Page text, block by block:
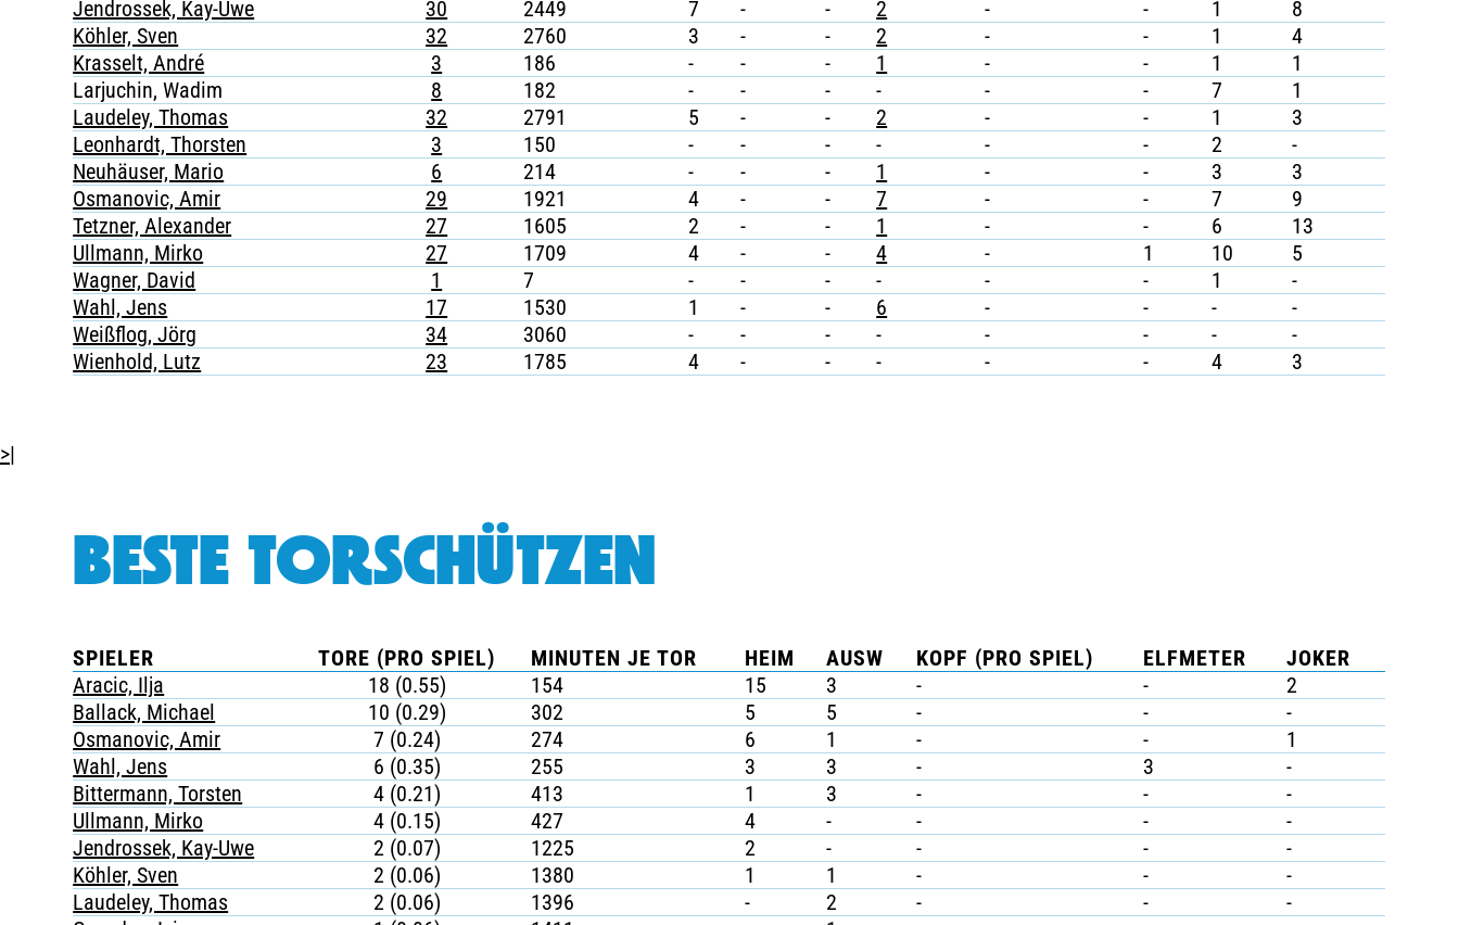
Jendrossek, Kay-Uwe
30 2449 7 - - 2 - - 1
8
Köhler, Sven
32 2760 3 - - 2 - - 1
4
Krasselt, André
3 186 - - - 1 - - 1
1
Larjuchin, Wadim
8 182 - - - - - - 7
1
Laudeley, Thomas
32 2791 5 - - 2 - - 1
3
Leonhardt, Thorsten
3 150 - - - - - - 2
-
Neuhäuser, Mario
6 214 - - - 1 - - 3
3
Osmanovic, Amir
29 1921 4 - - 7 - - 7
9
Tetzner, Alexander
27 1605 2 - - 1 - - 6
13
Ullmann, Mirko
27 1709 4 - - 4 - 1 10
5
Wagner, David
1 7 - - - - - - 1
-
Wahl, Jens
17 1530 1 - - 6 - - -
-
Weißflog, Jörg
34 3060 - - - - - - -
-
Wienhold, Lutz
23 1785 4 - - - - - 4 3
>|
BESTE TORSCHÜTZEN
SPIELER TORE (PRO SPIEL) MINUTEN JE TOR HEIM AUSW KOPF (PRO SPIEL) ELFMETER
JOKER
Aracic, Ilja
18 (0.55) 154 15 3 - -
2
Ballack, Michael
10 (0.29) 302 5 5 - -
-
Osmanovic, Amir
7 (0.24) 274 6 1 - -
1
Wahl, Jens
6 (0.35) 255 3 3 - 3
-
Bittermann, Torsten
4 (0.21) 413 1 3 - -
-
Ullmann, Mirko
4 (0.15) 427 4 - - -
-
Jendrossek, Kay-Uwe
2 (0.07) 1225 2 - - -
-
Köhler, Sven
2 (0.06) 1380 1 1 - -
-
Laudeley, Thomas
2 (0.06) 1396 - 2 - -
-